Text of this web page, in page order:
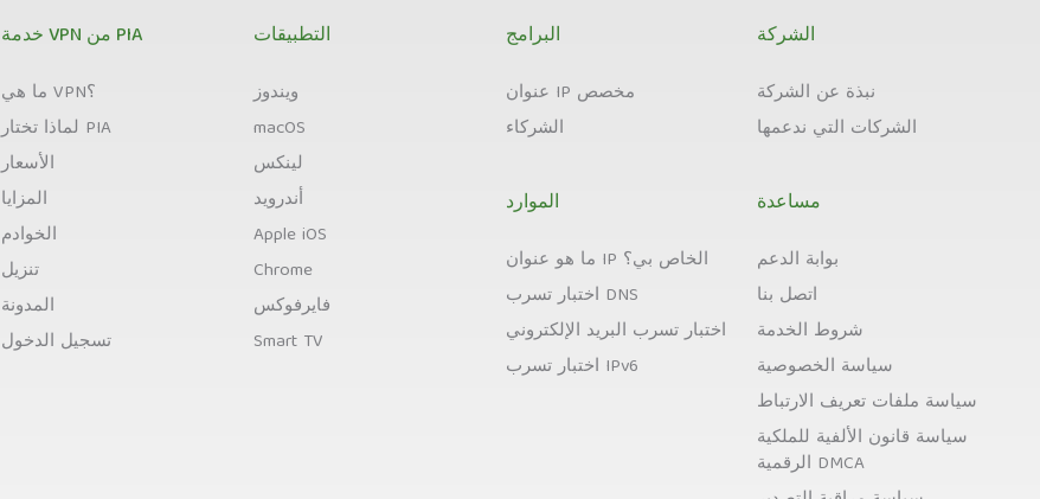
خدمة VPN من PIA
ما هي VPN؟
لماذا تختار PIA
الأسعار
المزايا
الخوادم
تنزيل
المدونة
تسجيل الدخول
التطبيقات
ويندوز
macOS
لينكس
أندرويد
Apple iOS
Chrome
فايرفوكس
Smart TV
البرامج
عنوان IP مخصص
الشركاء
الموارد
ما هو عنوان IP الخاص بي؟
اختبار تسرب DNS
اختبار تسرب البريد الإلكتروني
اختبار تسرب IPv6
الشركة
نبذة عن الشركة
الشركات التي ندعمها
مساعدة
بوابة الدعم
اتصل بنا
شروط الخدمة
سياسة الخصوصية
سياسة ملفات تعريف الارتباط
سياسة قانون الألفية للملكية
الرقمية DMCA